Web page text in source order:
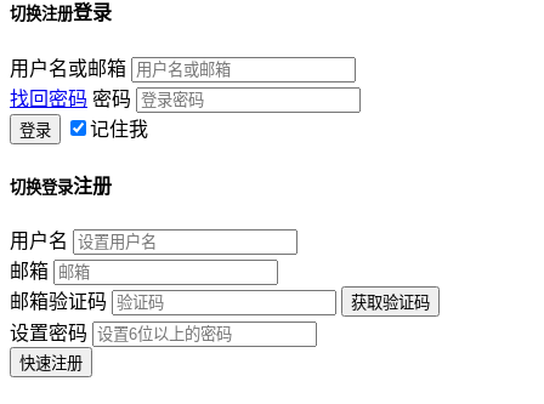
切换注册登录
用户名或邮箱
找回密码 密码
记住我
切换登录注册
用户名
邮箱
邮箱验证码
设置密码